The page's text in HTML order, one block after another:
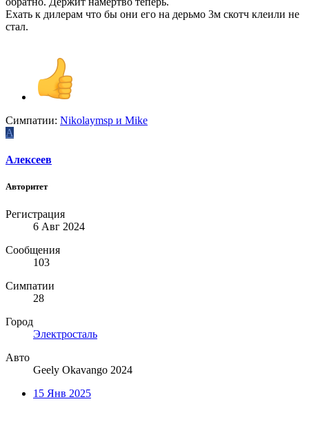
Ехать к дилерам что бы они его на дерьмо 3м скотч клеили не
стал.
Симпатии: Nikolaymsp и Mike
А
Алексеев
Авторитет
Регистрация
6 Авг 2024
Сообщения
103
Симпатии
28
Город
Электросталь
Авто
Geely Okavango 2024
15 Янв 2025